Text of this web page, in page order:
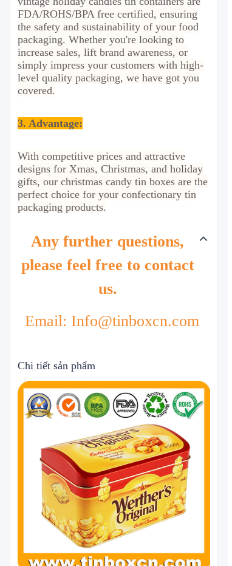
FDA/ROHS/BPA free certified, ensuring
the safety and sustainability of your food
packaging. Whether you're looking to
increase sales, lift brand awareness, or
simply impress your customers with high-
level quality packaging, we have got you
covered.
3. Advantage:
With competitive prices and attractive
designs for Xmas, Christmas, and holiday
gifts, our christmas candy tin boxes are the
perfect choice for your confectionary tin
packaging products.
Any further questions,
please feel free to contact
us.
Email: Info@tinboxcn.com
Chi tiết sản phẩm